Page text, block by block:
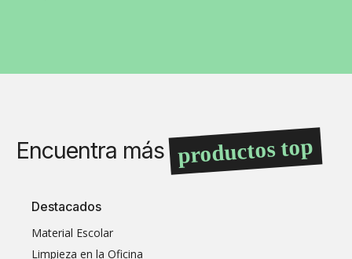
Encuentra más productos top
Destacados
Material Escolar
Limpieza en la Oficina